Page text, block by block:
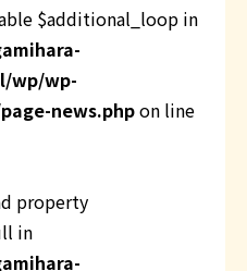
$additional_loop in
wp/wp-
news.phpon line
property
in